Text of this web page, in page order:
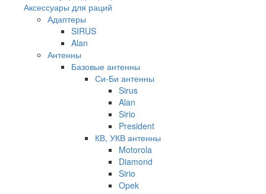
Аксессуары для раций
Адаптеры
SIRUS
Alan
Антенны
Базовые антенны
Си-Би антенны
Sirus
Alan
Sirio
President
КВ, УКВ антенны
Motorola
Diamond
Sirio
Opek